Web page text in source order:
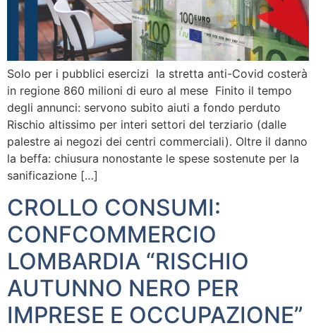
Solo per i pubblici esercizi la stretta anti-Covid costerà
in regione 860 milioni di euro al mese Finito il tempo
degli annunci: servono subito aiuti a fondo perduto
Rischio altissimo per interi settori del terziario (dalle
palestre ai negozi dei centri commerciali). Oltre il danno
la beffa: chiusura nonostante le spese sostenute per la
sanificazione […]
CROLLO CONSUMI:
CONFCOMMERCIO
LOMBARDIA “RISCHIO
AUTUNNO NERO PER
IMPRESE E OCCUPAZIONE”